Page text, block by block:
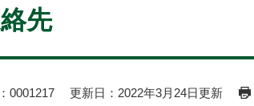
先
0001217 更新日：2022年3月24日更新